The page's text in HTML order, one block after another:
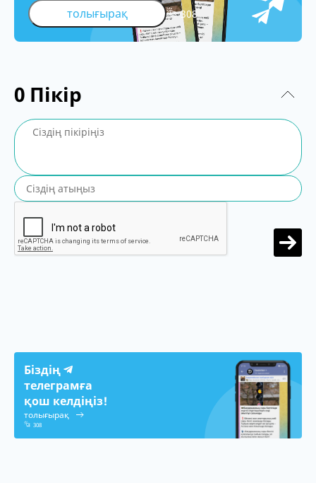
толығырақ 308
0 Пікір
Біздің
телеграмға
қош келдіңіз!
толығырақ
308